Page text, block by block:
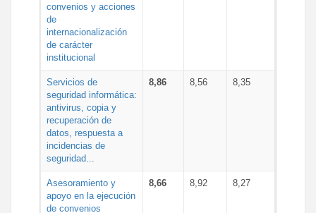
convenios y acciones
de
internacionalización
de carácter
institucional
Servicios de
seguridad informática:
antivirus, copia y
recuperación de
datos, respuesta a
incidencias de
seguridad...
8,86 8,56 8,35
Asesoramiento y
apoyo en la ejecución
de convenios
8,66 8,92 8,27